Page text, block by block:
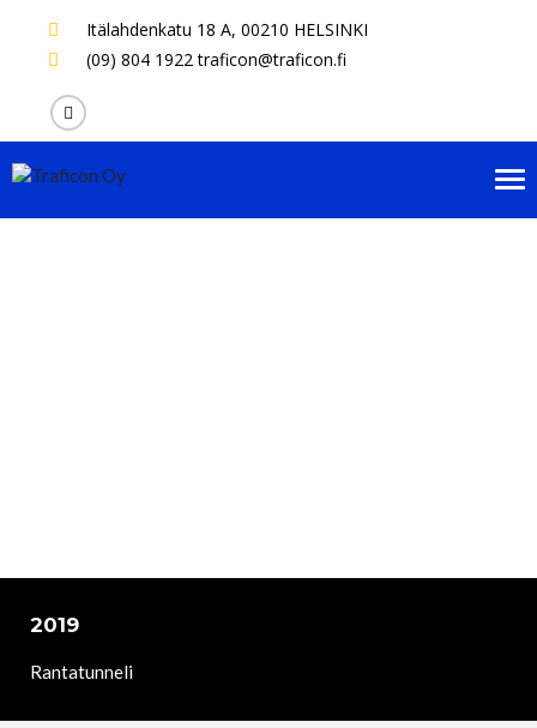
Itälahdenkatu 18 A, 00210 HELSINKI
(09) 804 1922traficon@traficon.fi
2019
Rantatunneli